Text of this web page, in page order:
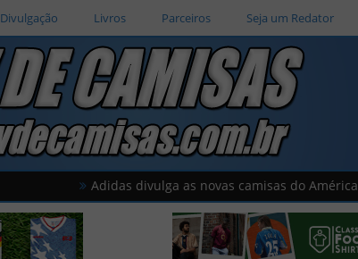
Divulgação Livros Parceiros Seja um Redator
Adidas divulga as novas camisas do América do México